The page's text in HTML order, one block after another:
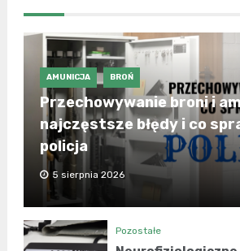
AMUNICJA BROŃ
Przechowywanie broni i
najczęstsze błędy i co
policja
5 sierpnia 2026
Pozostałe